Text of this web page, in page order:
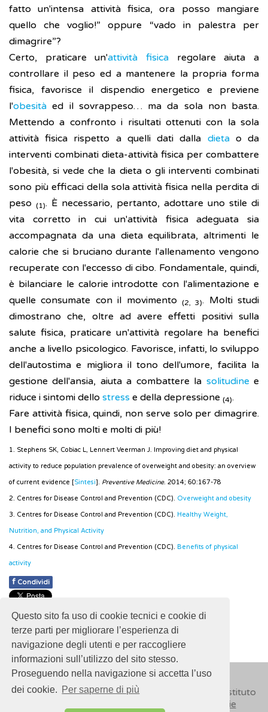
Questo sito fa uso di cookie tecnici e cookie di
terze parti per migliorare l’esperienza di
navigazione degli utenti e per raccogliere
informazioni sull’utilizzo del sito stesso.
Proseguendo nella navigazione si accetta l’uso
dei cookie. Per saperne di più
fatto un'intensa attività fisica, ora posso mangiare
quello che voglio!” oppure “vado in palestra per
dimagrire”?
Certo, praticare un'attività fisica regolare aiuta a
controllare il peso ed a mantenere la propria forma
fisica, favorisce il dispendio energetico e previene
l'obesità ed il sovrappeso… ma da sola non basta.
Mettendo a confronto i risultati ottenuti con la sola
attività fisica rispetto a quelli dati dalla dietao da
interventi combinati dieta-attività fisica per combattere
l'obesità, si vede che la dieta o gli interventi combinati
sono più efficaci della sola attività fisica nella perdita di
peso (1). È necessario, pertanto, adottare uno stile di
vita corretto in cui un'attività fisica adeguata sia
accompagnata da una dieta equilibrata, altrimenti le
calorie che si bruciano durante l'allenamento vengono
recuperate con l'eccesso di cibo. Fondamentale, quindi,
è bilanciare le calorie introdotte con l'alimentazione e
quelle consumate con il movimento
(2, 3). Molti studi
dimostrano che, oltre ad avere effetti positivi sulla
salute fisica, praticare un'attività regolare ha benefici
anche a livello psicologico. Favorisce, infatti, lo sviluppo
dell'autostima e migliora il tono dell'umore, facilita la
gestione dell'ansia, aiuta a combattere la solitudine e
riduce i sintomi dello stress e della depressione (4).
Fare attività fisica, quindi, non serve solo per dimagrire.
I benefici sono molti e molti di più!
1. Stephens SK, Cobiac L, Lennert Veerman J. Improving diet and physical
activity to reduce population prevalence of overweight and obesity: an overview
of current evidence [Sintesi]. Preventive Medicine. 2014; 60:167-78
2. Centres for Disease Control and Prevention (CDC). Overweight and obesity
3. Centres for Disease Control and Prevention (CDC). Healthy Weight,
Nutrition, and Physical Activity
4. Centres for Disease Control and Prevention (CDC). Benefits of physical
activity
f Condividi
Pubblicato: 28 Febbraio 2018
- Ultimo aggiornamento: 26 Novembre 2021
© 2018ISSalute - Sito sviluppato e gestito dall’Istituto
Cookie